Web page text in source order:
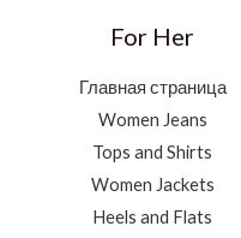
For Her
Главная страница
Women Jeans
Tops and Shirts
Women Jackets
Heels and Flats